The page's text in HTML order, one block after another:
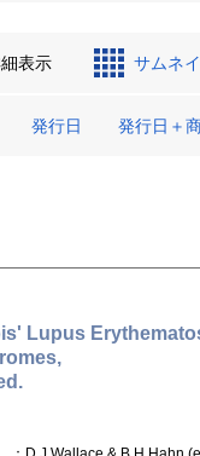
表示 サムネ
発行日 発行日＋
Lupus